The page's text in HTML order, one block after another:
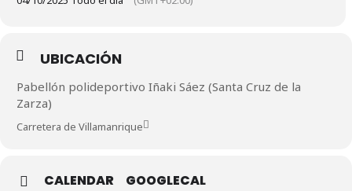
UBICACIÓN
Pabellón polideportivo Iñaki Sáez (Santa Cruz de la
Zarza)
Carretera de Villamanrique
CALENDAR GOOGLECAL